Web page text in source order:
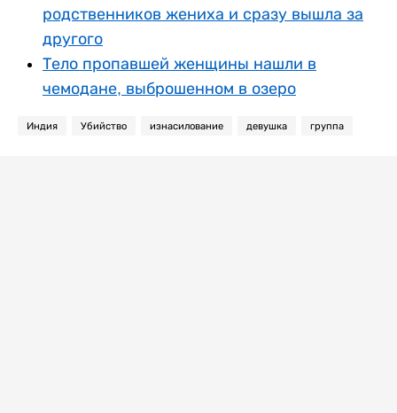
родственников жениха и сразу вышла за
другого
Тело пропавшей женщины нашли в
чемодане, выброшенном в озеро
Индия Убийство изнасилование девушка группа